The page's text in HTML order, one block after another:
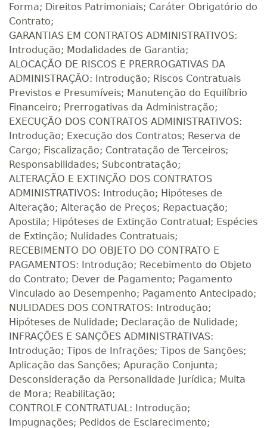
Forma; Direitos Patrimoniais; Caráter Obrigatório do
Contrato;
GARANTIAS EM CONTRATOS ADMINISTRATIVOS:
Introdução; Modalidades de Garantia;
ALOCAÇÃO DE RISCOS E PRERROGATIVAS DA
ADMINISTRAÇÃO: Introdução; Riscos Contratuais
Previstos e Presumíveis; Manutenção do Equilíbrio
Financeiro; Prerrogativas da Administração;
EXECUÇÃO DOS CONTRATOS ADMINISTRATIVOS:
Introdução; Execução dos Contratos; Reserva de
Cargo; Fiscalização; Contratação de Terceiros;
Responsabilidades; Subcontratação;
ALTERAÇÃO E EXTINÇÃO DOS CONTRATOS
ADMINISTRATIVOS: Introdução; Hipóteses de
Alteração; Alteração de Preços; Repactuação;
Apostila; Hipóteses de Extinção Contratual; Espécies
de Extinção; Nulidades Contratuais;
RECEBIMENTO DO OBJETO DO CONTRATO E
PAGAMENTOS: Introdução; Recebimento do Objeto
do Contrato; Dever de Pagamento; Pagamento
Vinculado ao Desempenho; Pagamento Antecipado;
NULIDADES DOS CONTRATOS: Introdução;
Hipóteses de Nulidade; Declaração de Nulidade;
INFRAÇÕES E SANÇÕES ADMINISTRATIVAS:
Introdução; Tipos de Infrações; Tipos de Sanções;
Aplicação das Sanções; Apuração Conjunta;
Desconsideração da Personalidade Jurídica; Multa
de Mora; Reabilitação;
CONTROLE CONTRATUAL: Introdução;
Impugnações; Pedidos de Esclarecimento;